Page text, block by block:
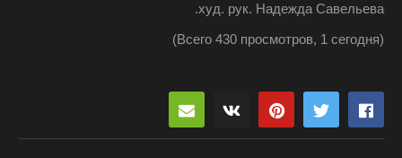
худ. рук. Надежда Савельева.
(Всего 430 просмотров, 1 сегодня)